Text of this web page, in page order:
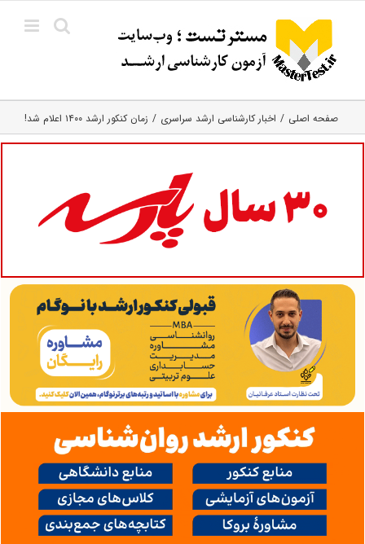
content
صفحه اصلی اخبار کارشناسی ارشد سراسری زمان کنکور ارشد ۱۴۰۰ اعلام شد!